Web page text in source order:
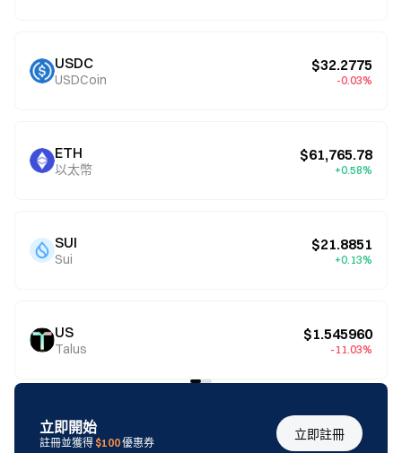
USDC
USDCoin
$32.2775
-0.03%
ETH
以太幣
$61,765.78
+0.58%
SUI
Sui
$21.8851
+0.13%
US
Talus
$1.545960
-11.03%
立即開始
註冊並獲得 $100優惠券
立即註冊